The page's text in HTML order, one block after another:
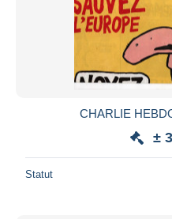
CHARLIE
±
Statut